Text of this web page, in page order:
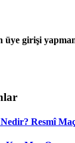
girişi
Nedir? Resmî